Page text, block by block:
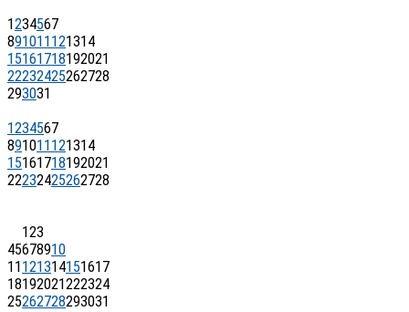
1234567
891011121314
15161718192021
22232425262728
293031
1234567
891011121314
15161718192021
22232425262728
123
45678910
11121314151617
18192021222324
25262728293031